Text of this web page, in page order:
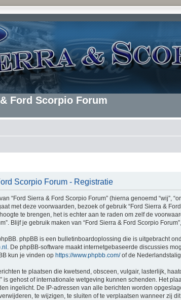
Ford Scorpio Forum
Scorpio Forum - Registratie
“Ford Sierra & Ford Scorpio Forum” (hierna genoemd “wij”,
met deze voorwaarden, bezoek of gebruik “Ford Sierra &
te brengen, het is echter aan te raden om zelf de
Blijf je gebruik maken van “Ford Sierra & Ford Scorpio
phpBB is een bulletinboardoplossing die is uitgebracht
. De phpBB-software maakt internetgebaseerde discussies
kun je vinden op https://www.phpbb.com/of de
te plaatsen die kwetsend, obsceen, vulgair, lasterlijk,
is gehost of internationale wetgeving kunnen schenden. Het
ingelicht. De IP-adressen van alle berichten worden
te wijzigen, te sluiten of te verplaatsen wanneer zij